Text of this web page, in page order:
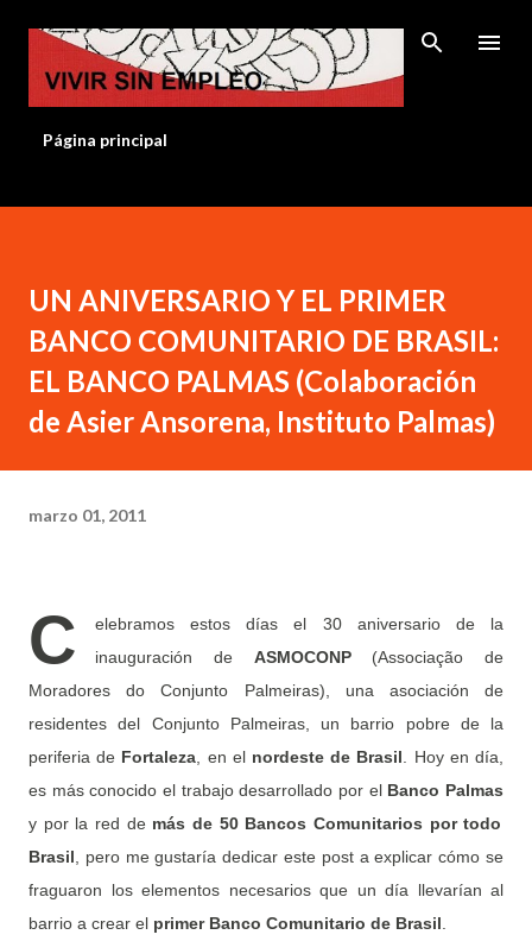
Ir al contenido principal
Página principal
UN ANIVERSARIO Y EL PRIMER
BANCO COMUNITARIO DE BRASIL:
EL BANCO PALMAS (Colaboración
de Asier Ansorena, Instituto Palmas)
marzo 01, 2011
C
elebramos estos días el 30 aniversario de la
inauguración de ASMOCONP(Associação de
Moradores do Conjunto Palmeiras), una asociación de
residentes del Conjunto Palmeiras, un barrio pobre de la
periferia de Fortaleza, en el nordeste de Brasil. Hoy en día,
es más conocido el trabajo desarrollado por el Banco Palmas
y por la red de más de 50 Bancos Comunitarios por todo
Brasil, pero me gustaría dedicar este post a explicar cómo se
fraguaron los elementos necesarios que un día llevarían al
barrio a crear el primer Banco Comunitario de Brasil.